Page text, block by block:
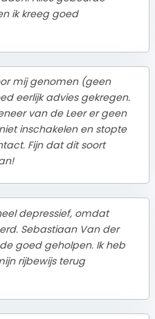
ik kreeg goed
mij genomen (geen
eerlijk advies gekregen.
van de Leer er geen
inschakelen en stopte
Fijn dat dit soort
depressief, omdat
Sebastiaan Van der
goed geholpen. Ik heb
rijbewijs terug